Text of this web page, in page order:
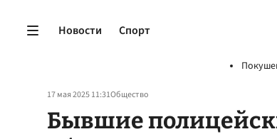
Новости Спорт
17 мая 2025 11:31Общество
Бывшие